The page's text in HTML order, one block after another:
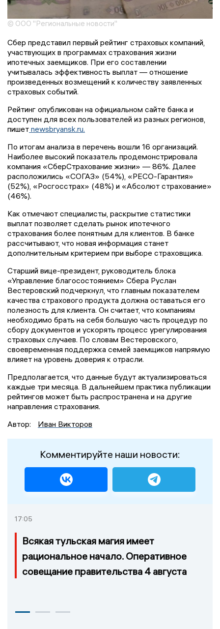
© ООО "Региональные новости"
Сбер представил первый рейтинг страховых компаний,
участвующих в программах страхования жизни
ипотечных заемщиков. При его составлении
учитывалась эффективность выплат — отношение
произведенных возмещений к количеству заявленных
страховых событий.
Рейтинг опубликован на официальном сайте банка и
доступен для всех пользователей из разных регионов,
пишет newsbryansk.ru.
По итогам анализа в перечень вошли 16 организаций.
Наиболее высокий показатель продемонстрировала
компания «СберСтрахование жизни» — 86%. Далее
расположились «СОГАЗ» (54%), «РЕСО-Гарантия»
(52%), «Росгосстрах» (48%) и «Абсолют страхование»
(46%).
Как отмечают специалисты, раскрытие статистики
выплат позволяет сделать рынок ипотечного
страхования более понятным для клиентов. В банке
рассчитывают, что новая информация станет
дополнительным критерием при выборе страховщика.
Старший вице-президент, руководитель блока
«Управление благосостоянием» Сбера Руслан
Вестеровский подчеркнул, что главным показателем
качества страхового продукта должна оставаться его
полезность для клиента. Он считает, что компаниям
необходимо брать на себя большую часть процедур по
сбору документов и ускорять процесс урегулирования
страховых случаев. По словам Вестеровского,
своевременная поддержка семей заемщиков напрямую
влияет на уровень доверия к отрасли.
Предполагается, что данные будут актуализироваться
каждые три месяца. В дальнейшем практика публикации
рейтингов может быть распространена и на другие
направления страхования.
Автор:
Иван Викторов
Комментируйте наши новости:
17:05
Всякая тульская магия имеет
рациональное начало. Оперативное
совещание правительства 4 августа